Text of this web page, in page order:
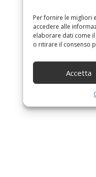
Per fornire le migliori
accedere alle
elaborare dati come
o ritirare il consenso
Accetta